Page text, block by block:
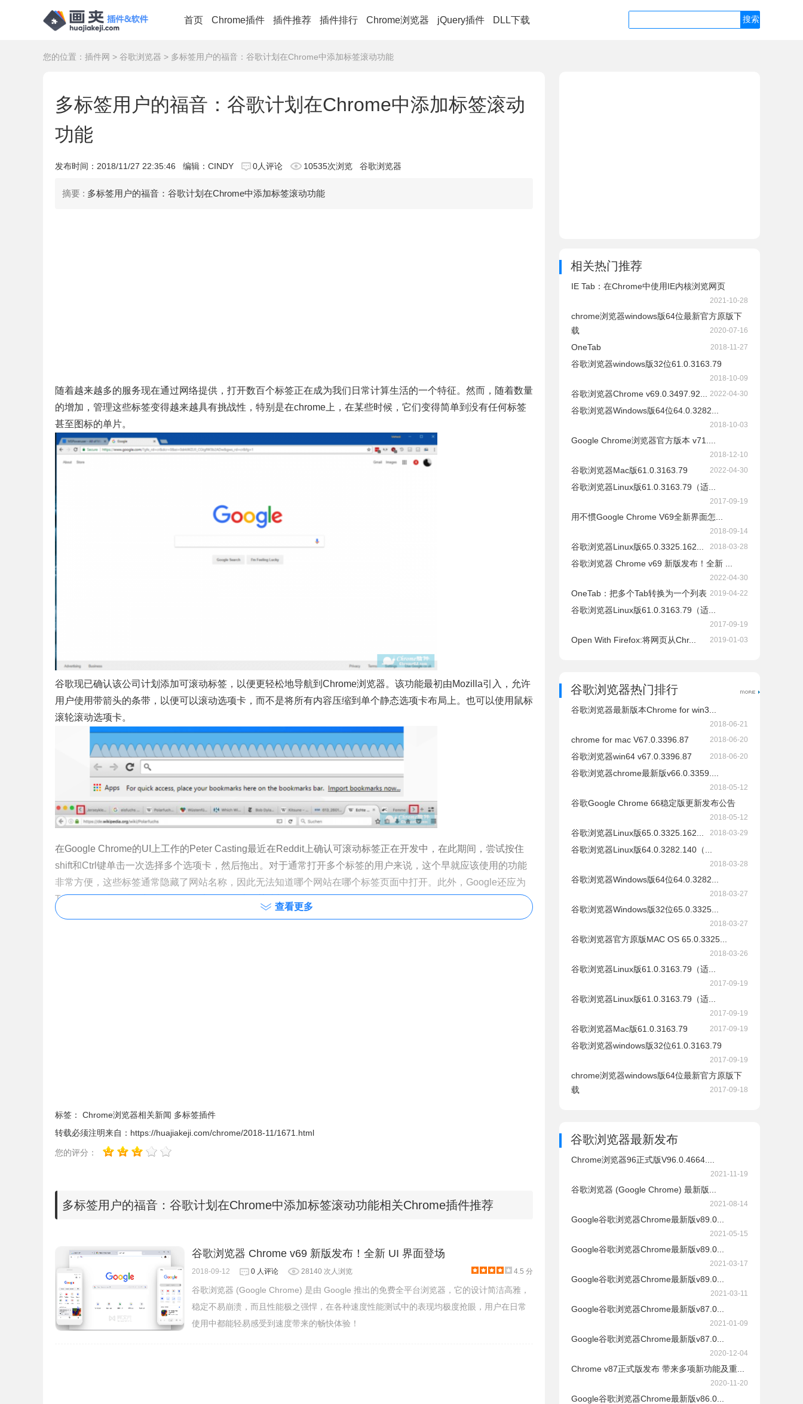
首页 Chrome插件 插件推荐 插件排行 Chrome浏览器 jQuery插件 DLL下载
您的位置： 插件网 > 谷歌浏览器 > 多标签用户的福音：谷歌计划在Chrome中添加标签滚动功能
多标签用户的福音：谷歌计划在Chrome中添加标签滚动
功能
发布时间： 2018/11/27 22:35:46 编辑：CINDY 0人评论 10535次浏览 谷歌浏览器
摘要 : 多标签用户的福音：谷歌计划在Chrome中添加标签滚动功能
随着越来越多的服务现在通过网络提供，打开数百个标签正在成为我们日常计算生活的一个特征。然而，随着数量
的增加，管理这些标签变得越来越具有挑战性，特别是在chrome上，在某些时候，它们变得简单到没有任何标签
甚至图标的单片。
谷歌现已确认该公司计划添加可滚动标签，以便更轻松地导航到Chrome浏览器。该功能最初由Mozilla引入，允许
用户使用带箭头的条带，以便可以滚动选项卡，而不是将所有内容压缩到单个静态选项卡布局上。也可以使用鼠标
滚轮滚动选项卡。
在Google Chrome的UI上工作的Peter Casting最近在Reddit上确认可滚动标签正在开发中，在此期间，尝试按住
shift和Ctrl键单击一次选择多个选项卡，然后拖出。对于通常打开多个标签的用户来说，这个早就应该使用的功能
非常方便，这些标签通常隐藏了网站名称，因此无法知道哪个网站在哪个标签页面中打开。此外，Google还应为
Tabs设置最小尺寸，并允许在标签上显示网站的某些部分。
查看更多
标签： Chrome浏览器相关新闻 多标签插件
转载必须注明来自： https://huajiakeji.com/chrome/2018-11/1671.html
您的评分：
多标签用户的福音：谷歌计划在Chrome中添加标签滚动功能相关Chrome插件推荐
谷歌浏览器 Chrome v69 新版发布！全新 UI 界面登场
2018-09-12 0 人评论 28140 次人浏览 4.5 分
谷歌浏览器 (Google Chrome) 是由 Google 推出的免费全平台浏览器，它的设计简洁高雅，
稳定不易崩溃，而且性能极之强悍，在各种速度性能测试中的表现均极度抢眼，用户在日常
使用中都能轻易感受到速度带来的畅快体验！
相关热门推荐
IE Tab：在Chrome中使用IE内核浏览网页
2021-10-28
chrome浏览器windows版64位最新官方原版下
载
2020-07-16
OneTab 2018-11-27
谷歌浏览器windows版32位61.0.3163.79
2018-10-09
谷歌浏览器Chrome v69.0.3497.92... 2022-04-30
谷歌浏览器Windows版64位64.0.3282...
2018-10-03
Google Chrome浏览器官方版本 v71....
2018-12-10
谷歌浏览器Mac版61.0.3163.79 2022-04-30
谷歌浏览器Linux版61.0.3163.79（适...
2017-09-19
用不惯Google Chrome V69全新界面怎...
2018-09-14
谷歌浏览器Linux版65.0.3325.162... 2018-03-28
谷歌浏览器 Chrome v69 新版发布！全新 ...
2022-04-30
OneTab：把多个Tab转换为一个列表 2019-04-22
谷歌浏览器Linux版61.0.3163.79（适...
2017-09-19
Open With Firefox:将网页从Chr... 2019-01-03
谷歌浏览器热门排行
谷歌浏览器最新版本Chrome for win3...
2018-06-21
chrome for mac V67.0.3396.87 2018-06-20
谷歌浏览器win64 v67.0.3396.87 2018-06-20
谷歌浏览器chrome最新版v66.0.3359....
2018-05-12
谷歌Google Chrome 66稳定版更新发布公告
2018-05-12
谷歌浏览器Linux版65.0.3325.162... 2018-03-29
谷歌浏览器Linux版64.0.3282.140（...
2018-03-28
谷歌浏览器Windows版64位64.0.3282...
2018-03-27
谷歌浏览器Windows版32位65.0.3325...
2018-03-27
谷歌浏览器官方原版MAC OS 65.0.3325...
2018-03-26
谷歌浏览器Linux版61.0.3163.79（适...
2017-09-19
谷歌浏览器Linux版61.0.3163.79（适...
2017-09-19
谷歌浏览器Mac版61.0.3163.79 2017-09-19
谷歌浏览器windows版32位61.0.3163.79
2017-09-19
chrome浏览器windows版64位最新官方原版下
载
2017-09-18
谷歌浏览器最新发布
Chrome浏览器96正式版V96.0.4664....
2021-11-19
谷歌浏览器 (Google Chrome) 最新版...
2021-08-14
Google谷歌浏览器Chrome最新版v89.0...
2021-05-15
Google谷歌浏览器Chrome最新版v89.0...
2021-03-17
Google谷歌浏览器Chrome最新版v89.0...
2021-03-11
Google谷歌浏览器Chrome最新版v87.0...
2021-01-09
Google谷歌浏览器Chrome最新版v87.0...
2020-12-04
Chrome v87正式版发布 带来多项新功能及重...
2020-11-20
Google谷歌浏览器Chrome最新版v86.0...